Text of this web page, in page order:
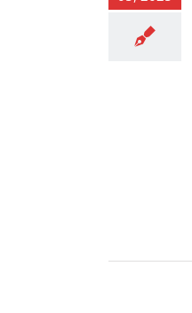
uzupełniająca do klas I, II i